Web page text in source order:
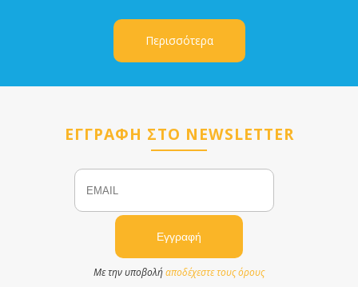
Περισσότερα
ΕΓΓΡΑΦΗ ΣΤΟ NEWSLETTER
Email
Με την υποβολήαποδέχεστε τους όρους